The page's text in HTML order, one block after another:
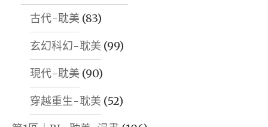
古代-耽美 (83)
玄幻科幻-耽美 (99)
現代-耽美 (90)
穿越重生-耽美 (52)